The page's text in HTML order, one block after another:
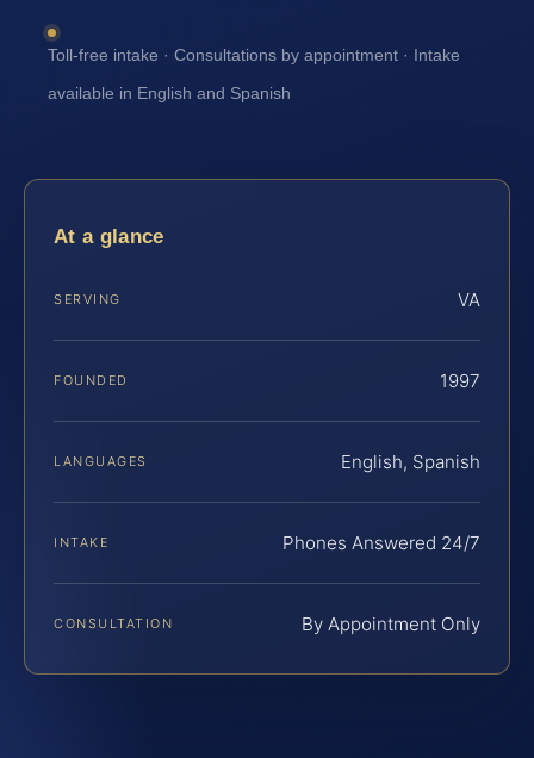
Toll-free intake · Consultations by appointment · Intake
available in English and Spanish
At a glance
SERVING VA
FOUNDED 1997
LANGUAGES English, Spanish
INTAKE Phones Answered 24/7
CONSULTATION By Appointment Only